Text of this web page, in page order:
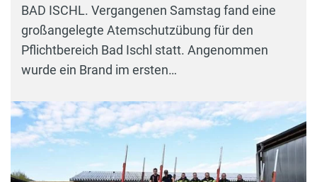
BAD ISCHL. Vergangenen Samstag fand eine
großangelegte Atemschutzübung für den
Pflichtbereich Bad Ischl statt. Angenommen
wurde ein Brand im ersten…